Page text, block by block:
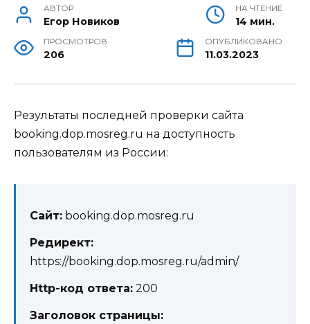
АВТОР
Егор Новиков
НА ЧТЕНИЕ
14 мин.
ПРОСМОТРОВ
206
ОПУБЛИКОВАНО
11.03.2023
Результаты последней проверки сайта
booking.dop.mosreg.ru на доступность
пользователям из России:
Сайт: booking.dop.mosreg.ru
Редирект:
https://booking.dop.mosreg.ru/admin/
Http-код ответа: 200
Заголовок страницы: